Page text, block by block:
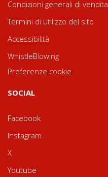
Condizioni generali di vendita
Termini di utilizzo del sito
Accessibilità
WhistleBlowing
Preferenze cookie
SOCIAL
Facebook
Instagram
X
Youtube